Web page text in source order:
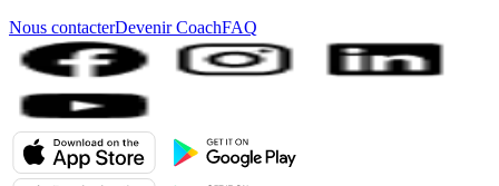
Nous contacterDevenir CoachFAQ